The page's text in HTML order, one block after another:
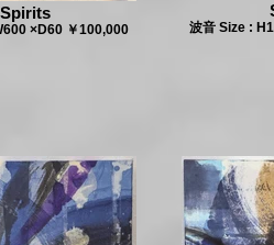
×D60 ￥100,000 波音 Size :